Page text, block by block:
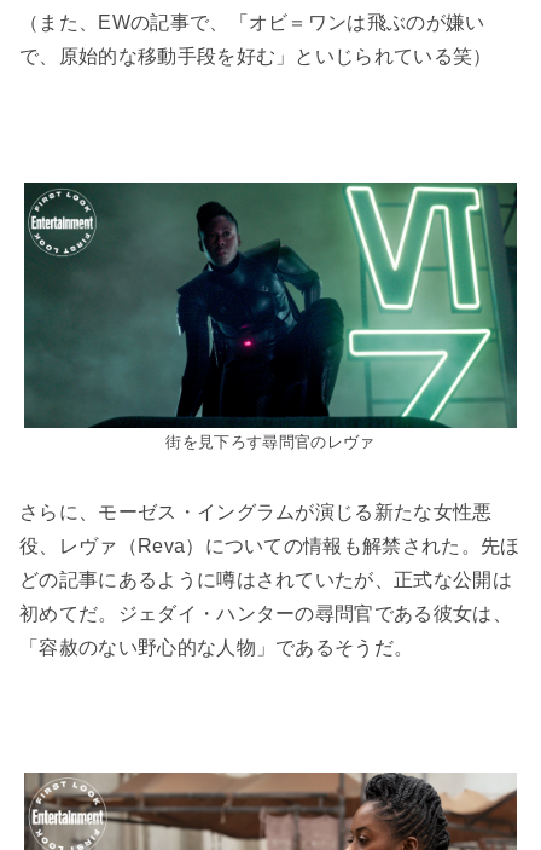
（また、EWの記事で、「オビ＝ワンは飛ぶのが嫌い
で、原始的な移動手段を好む」といじられている笑）
街を見下ろす尋問官のレヴァ
さらに、モーゼス・イングラムが演じる新たな女性悪
役、レヴァ（Reva）についての情報も解禁された。先ほ
どの記事にあるように噂はされていたが、正式な公開は
初めてだ。ジェダイ・ハンターの尋問官である彼女は、
「容赦のない野心的な人物」であるそうだ。